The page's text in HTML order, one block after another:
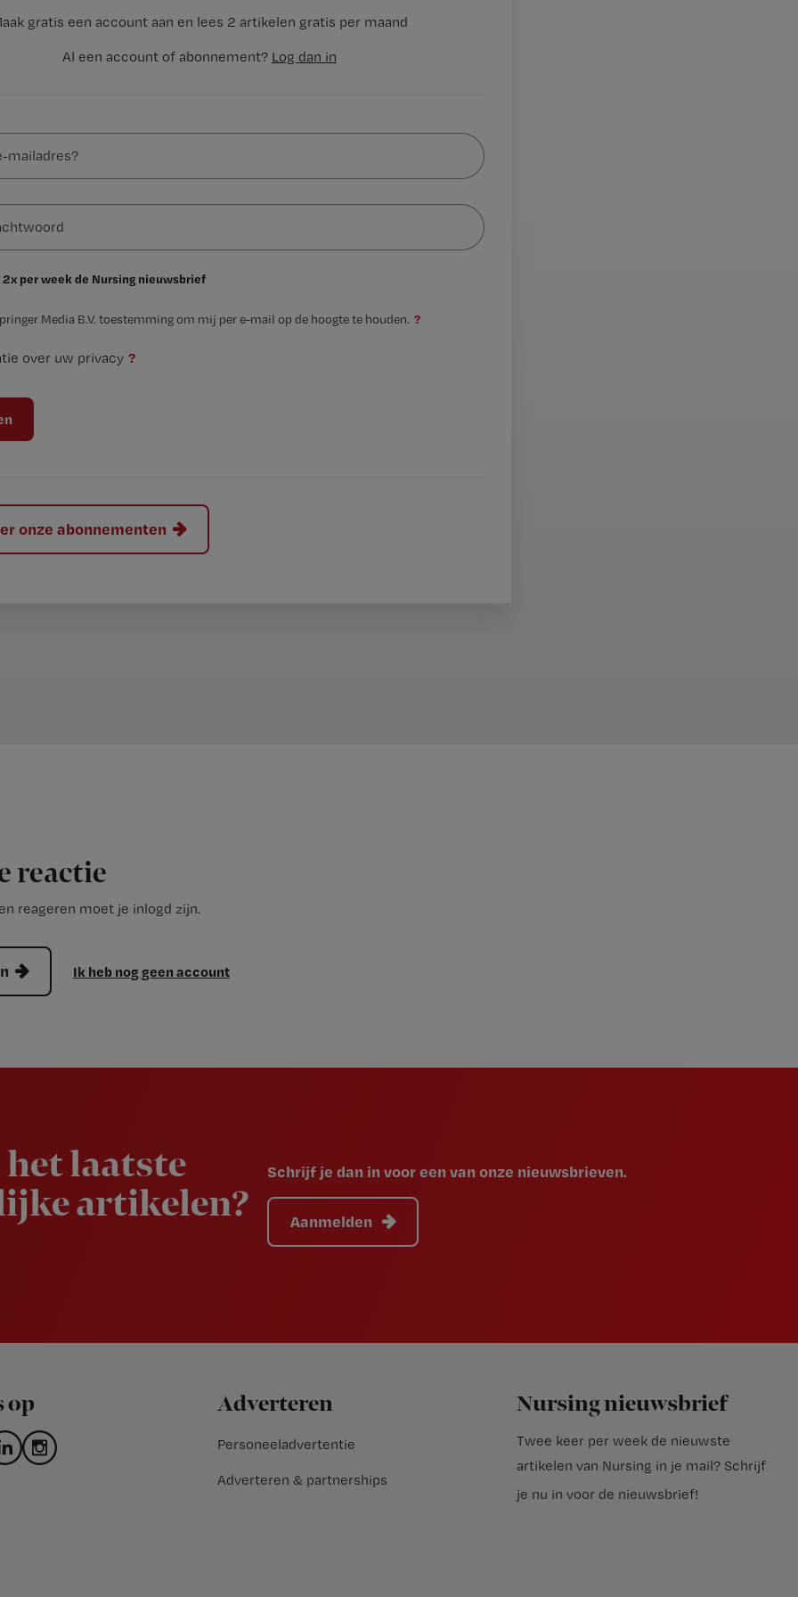
gratis een account aan en lees 2 artikelen gratis per maand
Al een account of abonnement? Log dan in
2x per week de Nursing nieuwsbrief
Media B.V. toestemming om mij per e-mail op de hoogte te houden. ?
over uw privacy ?
onze abonnementen
reactie
reageren moet je inlogd zijn.
Ik heb nog geen account
laatste
artikelen?
Schrijf je dan in voor een van onze nieuwsbrieven.
Aanmelden
op Adverteren
Personeeladvertentie
Adverteren & partnerships
Nursing nieuwsbrief
Twee keer per week de nieuwste
artikelen van Nursing in je mail? Schrijf
je nu in voor de nieuwsbrief!